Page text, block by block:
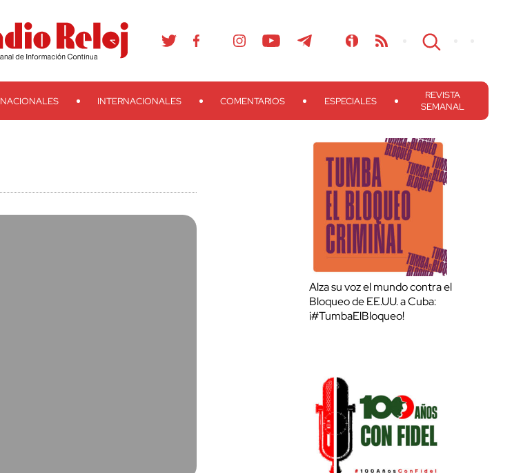
Ivoox RSS Search
NACIONALES INTERNACIONALES COMENTARIOS ESPECIALES
REVISTA
SEMANAL
Alza su voz el mundo contra el
Bloqueo de EE.UU. a Cuba:
¡#TumbaElBloqueo!